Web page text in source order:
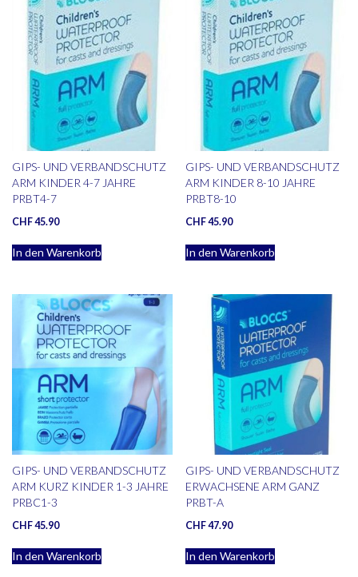
GIPS- UND VERBANDSCHUTZ
ARM KINDER 4-7 JAHRE
PRBT4-7
CHF45.90
In den Warenkorb
GIPS- UND VERBANDSCHUTZ
ARM KINDER 8-10 JAHRE
PRBT8-10
CHF45.90
In den Warenkorb
GIPS- UND VERBANDSCHUTZ
ARM KURZ KINDER 1-3 JAHRE
PRBC1-3
CHF45.90
In den Warenkorb
GIPS- UND VERBANDSCHUTZ
ERWACHSENE ARM GANZ
PRBT-A
CHF47.90
In den Warenkorb